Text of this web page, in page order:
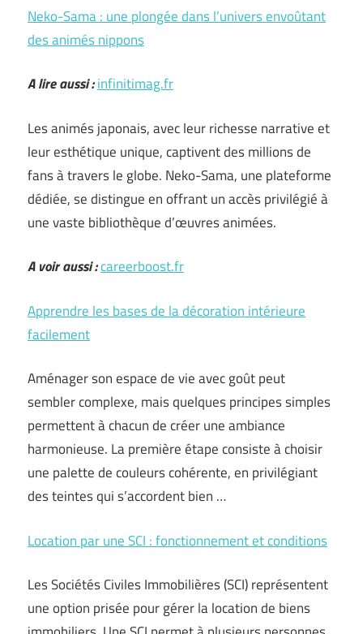
Neko-Sama : une plongée dans l’univers envoûtant
des animés nippons
A lire aussi :infinitimag.fr
Les animés japonais, avec leur richesse narrative et
leur esthétique unique, captivent des millions de
fans à travers le globe. Neko-Sama, une plateforme
dédiée, se distingue en offrant un accès privilégié à
une vaste bibliothèque d’œuvres animées.
A voir aussi :careerboost.fr
Apprendre les bases de la décoration intérieure
facilement
Aménager son espace de vie avec goût peut
sembler complexe, mais quelques principes simples
permettent à chacun de créer une ambiance
harmonieuse. La première étape consiste à choisir
une palette de couleurs cohérente, en privilégiant
des teintes qui s’accordent bien …
Location par une SCI : fonctionnement et conditions
Les Sociétés Civiles Immobilières (SCI) représentent
une option prisée pour gérer la location de biens